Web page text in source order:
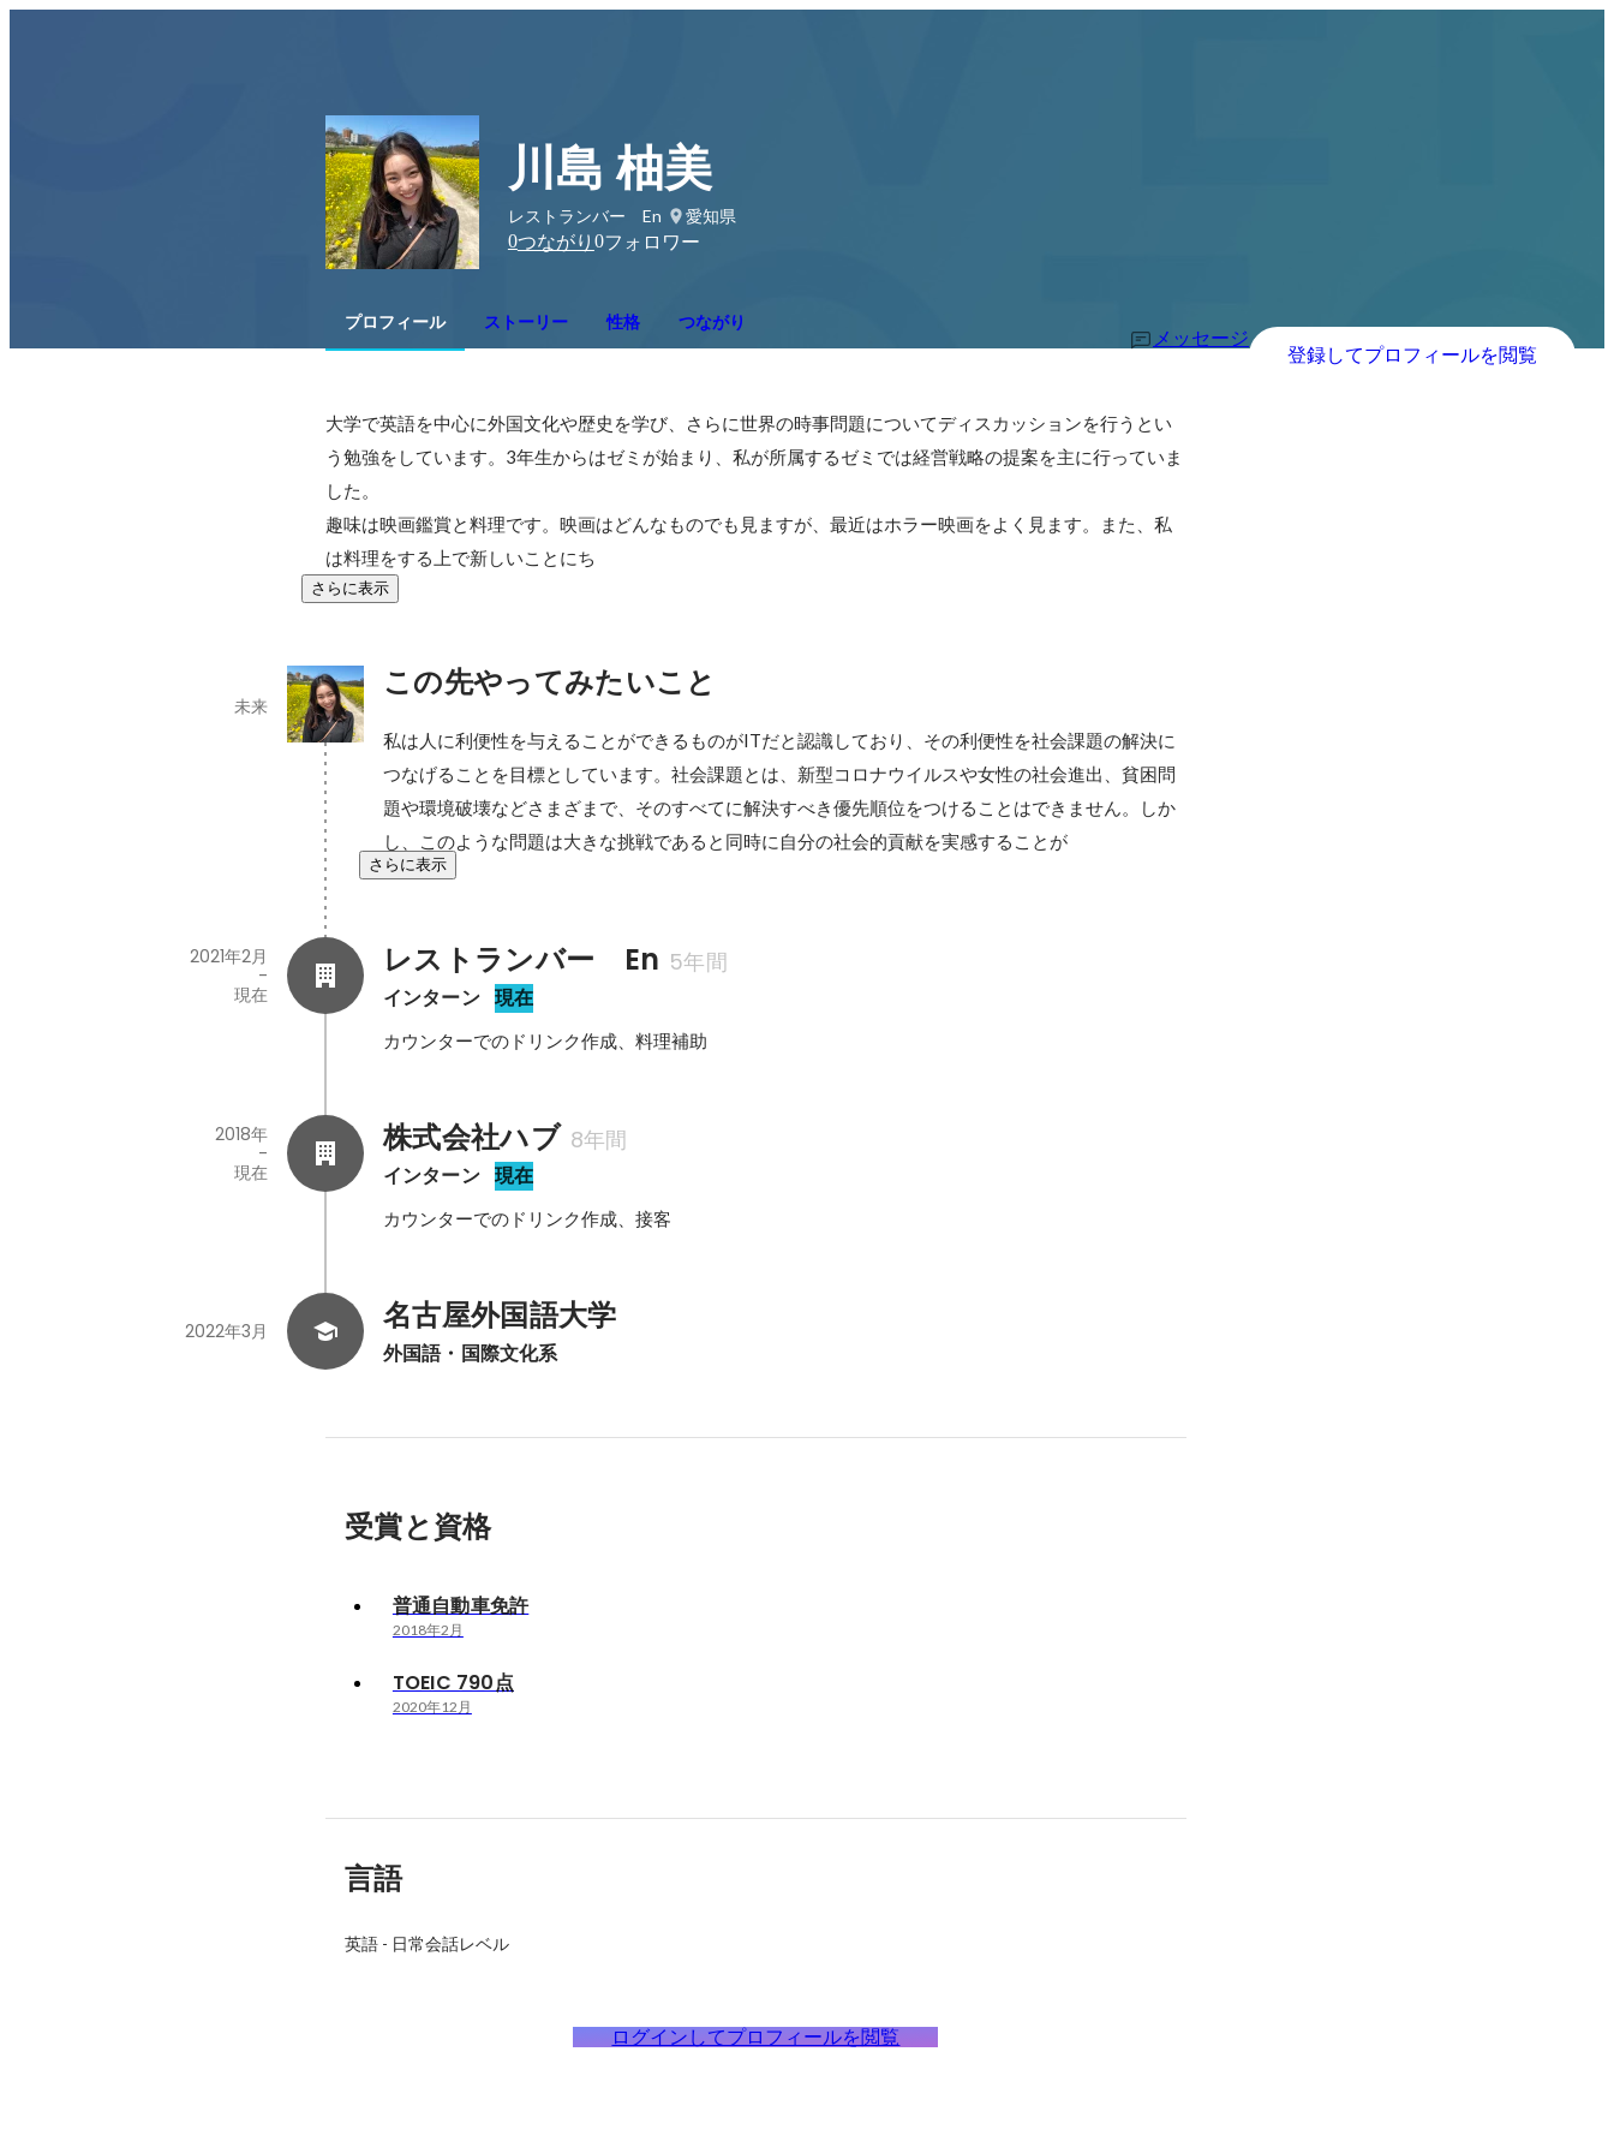
川島 柚美
レストランバー En
愛知県
0つながり 0フォロワー
プロフィール ストーリー 性格 つながり
メッセージ
登録してプロフィールを閲覧
大学で英語を中心に外国文化や歴史を学び、さらに世界の時事問題についてディスカッションを行うとい
う勉強をしています。3年生からはゼミが始まり、私が所属するゼミでは経営戦略の提案を主に行っていま
した。
趣味は映画鑑賞と料理です。映画はどんなものでも見ますが、最近はホラー映画をよく見ます。また、私
は料理をする上で新しいことにち
さらに表示
この先やってみたいこと
未来
私は人に利便性を与えることができるものがITだと認識しており、その利便性を社会課題の解決に
つなげることを目標としています。社会課題とは、新型コロナウイルスや女性の社会進出、貧困問
題や環境破壊などさまざまで、そのすべてに解決すべき優先順位をつけることはできません。しか
し、このような問題は大きな挑戦であると同時に自分の社会的貢献を実感することが
さらに表示
レストランバー　En 5年間
インターン 現在
2021年2月
-
現在
カウンターでのドリンク作成、料理補助
株式会社ハブ 8年間
インターン 現在
2018年
-
現在
カウンターでのドリンク作成、接客
名古屋外国語大学
外国語・国際文化系
2022年3月
受賞と資格
普通自動車免許
2018年2月
TOEIC 790点
2020年12月
言語
英語- 日常会話レベル
ログインしてプロフィールを閲覧